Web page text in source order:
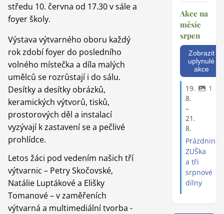
středu 10. června od 17.30 v sále a
foyer školy.
Výstava výtvarného oboru každý
rok zdobí foyer do posledního
volného místečka a díla malých
umělců se rozrůstají i do sálu.
Desítky a desítky obrázků,
keramických výtvorů, tisků,
prostorových děl a instalací
vyzývají k zastavení se a pečlivé
prohlídce.
Letos žáci pod vedením našich tří
výtvarnic – Petry Skočovské,
Natálie Luptákové a Elišky
Tomanové – v zaměřeních
výtvarná a multimediální tvorba -
Akce na
měsíc
srpen
Zobrazit
uplynulé
akce
19.
8.
–
21.
8.
1
ZUŠka
a tři
srpnové
dílny